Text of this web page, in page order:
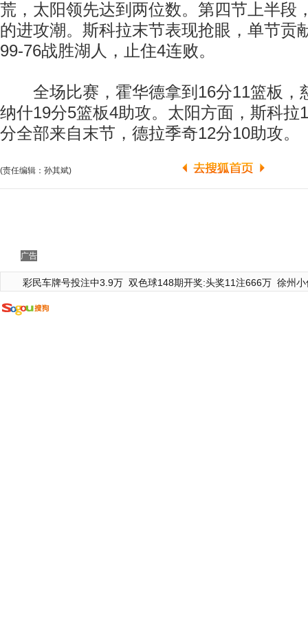
荒，太阳领先达到两位数。第四节上半段
的进攻潮。斯科拉末节表现抢眼，单节贡
99-76战胜湖人，止住4连败。
全场比赛，霍华德拿到16分11篮板，
纳什19分5篮板4助攻。太阳方面，斯科拉
分全部来自末节，德拉季奇12分10助攻。
(责任编辑：孙其斌)
广告
彩民车牌号投注中3.9万 双色球148期开奖:头奖11注666万 徐州